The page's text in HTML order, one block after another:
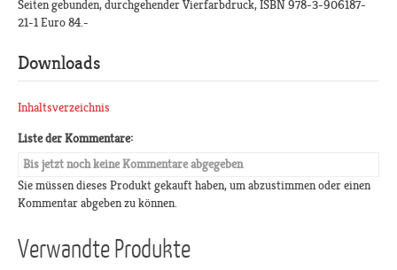
Seiten gebunden, durchgehender Vierfarbdruck, ISBN 978-3-906187-
21-1 Euro 84.-
Downloads
Inhaltsverzeichnis
Liste der Kommentare:
Bis jetzt noch keine Kommentare abgegeben
Sie müssen dieses Produkt gekauft haben, um abzustimmen oder einen
Kommentar abgeben zu können.
Verwandte Produkte